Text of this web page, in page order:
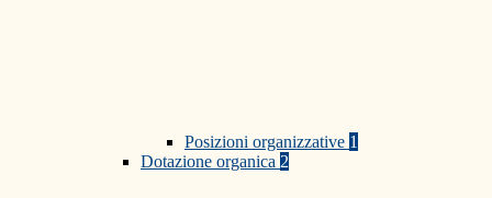
Posizioni organizzative 1
Dotazione organica 2